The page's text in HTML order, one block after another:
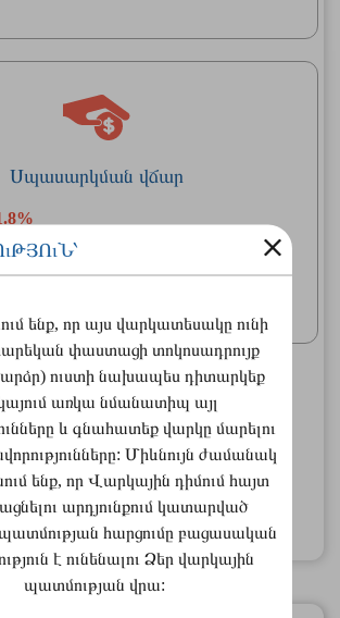
ենք, որ այս վարկատեսակը ունի
փաստացի տոկոսադրույք
ուստի նախապես դիտարկեք
առկա նմանատիպ այլ
և գնահատեք վարկը մարելու
Միևնույն ժամանակ
ենք, որ Վարկային դիմում հայտ
արդյունքում կատարված
հարցումը բացասական
է ունենալու Ձեր վարկային
պատմության վրա:
Սպասարկման վճար
1.85%
բացառապես անշարժ գույքի
Տեղեկացնում ենք, որ այս
բարձր տարեկան փաստացի
ից բարձր) ուստի նախապես
առկա նմանատիպ այլ
և գնահատեք վարկը մարելու Ձեր